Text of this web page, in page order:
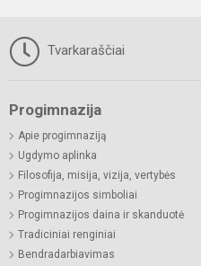
Tvarkaraščiai
Progimnazija
Apie progimnaziją
Ugdymo aplinka
Filosofija, misija, vizija, vertybės
Progimnazijos simboliai
Progimnazijos daina ir skanduotė
Tradiciniai renginiai
Bendradarbiavimas